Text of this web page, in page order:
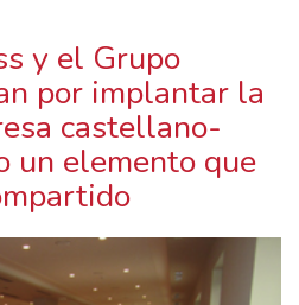
y el Grupo
por implantar la
castellano-
un elemento que